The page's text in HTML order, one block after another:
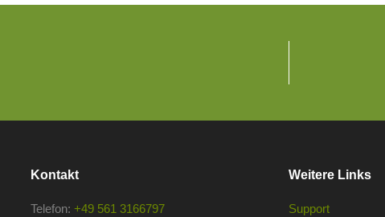
Kontakt
Telefon: +49 561 3166797
Weitere Links
Support